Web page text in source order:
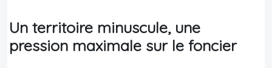
Un territoire minuscule, une
pression maximale sur le foncier